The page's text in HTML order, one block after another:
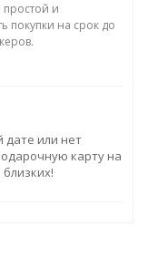
простой и
покупки на срок до
дате или нет
карту на